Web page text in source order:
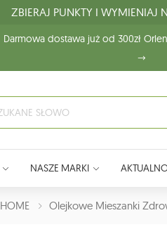
ZBIERAJ PUNKTY I WYMIENIAJ
Darmowa dostawa już od 300zł
NASZE MARKI
HOME Olejkowe Mieszanki